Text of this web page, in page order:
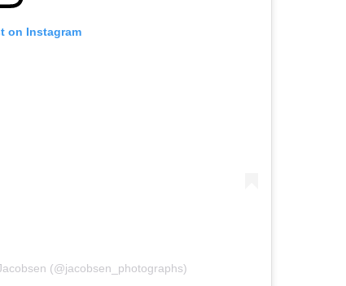
on Instagram
(@jacobsen_photographs)